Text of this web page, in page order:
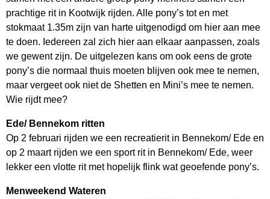
prachtige rit in Kootwijk rijden. Alle pony’s tot en met
stokmaat 1.35m zijn van harte uitgenodigd om hier aan mee
te doen. Iedereen zal zich hier aan elkaar aanpassen, zoals
we gewent zijn. De uitgelezen kans om ook eens de grote
pony’s die normaal thuis moeten blijven ook mee te nemen,
maar vergeet ook niet de Shetten en Mini’s mee te nemen.
Wie rijdt mee?
Ede/ Bennekom ritten
Op 2 februari rijden we een recreatierit in Bennekom/ Ede en
op 2 maart rijden we een sport rit in Bennekom/ Ede, weer
lekker een vlotte rit met hopelijk flink wat geoefende pony’s.
Menweekend Wateren